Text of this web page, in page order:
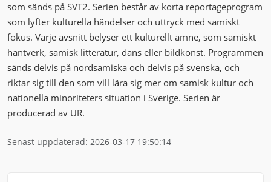
som sänds på SVT2. Serien består av korta reportageprogram
som lyfter kulturella händelser och uttryck med samiskt
fokus. Varje avsnitt belyser ett kulturellt ämne, som samiskt
hantverk, samisk litteratur, dans eller bildkonst. Programmen
sänds delvis på nordsamiska och delvis på svenska, och
riktar sig till den som vill lära sig mer om samisk kultur och
nationella minoriteters situation i Sverige. Serien är
producerad av UR.
Senast uppdaterad: 2026-03-17 19:50:14